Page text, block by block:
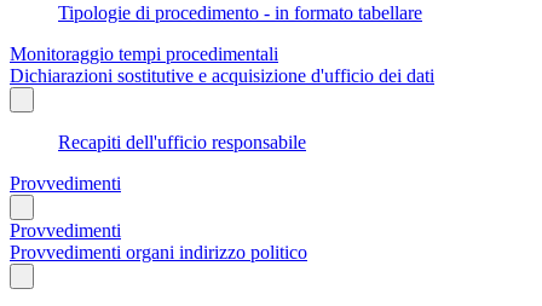
Tipologie di procedimento - in formato tabellare
Monitoraggio tempi procedimentali
Dichiarazioni sostitutive e acquisizione d'ufficio dei dati
Recapiti dell'ufficio responsabile
Provvedimenti
Provvedimenti
Provvedimenti organi indirizzo politico